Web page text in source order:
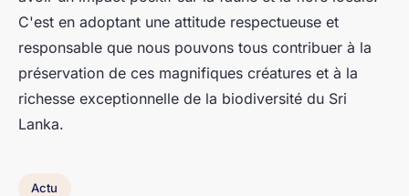
C'est en adoptant une attitude respectueuse et
responsable que nous pouvons tous contribuer à la
préservation de ces magnifiques créatures et à la
richesse exceptionnelle de la biodiversité du Sri
Lanka.
Actu